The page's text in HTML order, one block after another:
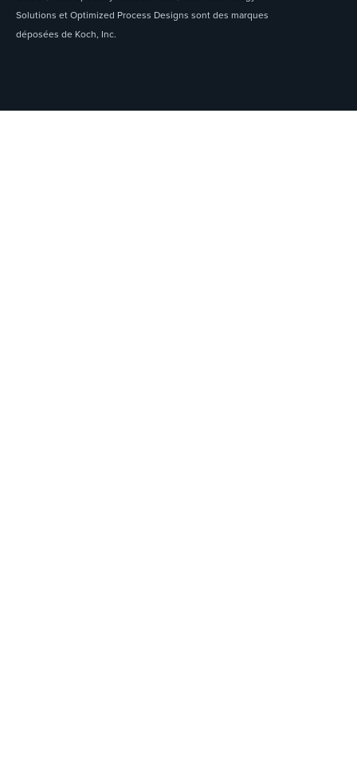
Solutions et Optimized Process Designs sont des marques
déposées de Koch, Inc.